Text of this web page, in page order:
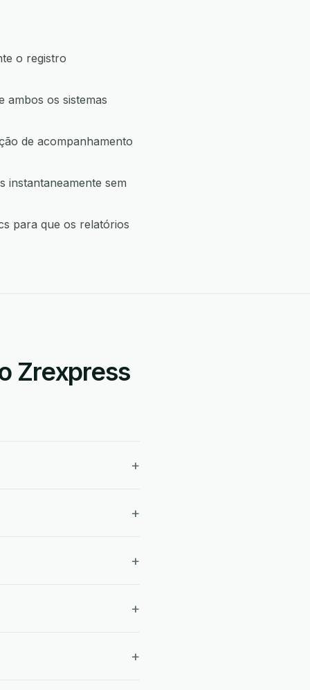
o registro
ambos os sistemas
de acompanhamento
instantaneamente sem
para que os relatórios
Zrexpress
+
+
+
+
+